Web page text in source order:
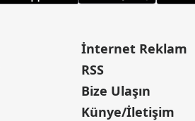
İnternet Reklam
RSS
Bize Ulaşın
Künye/İletişim